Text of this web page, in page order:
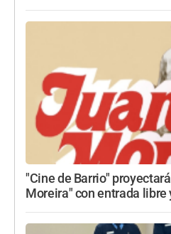
"Cine de Barrio"
Moreira" con entrada libre